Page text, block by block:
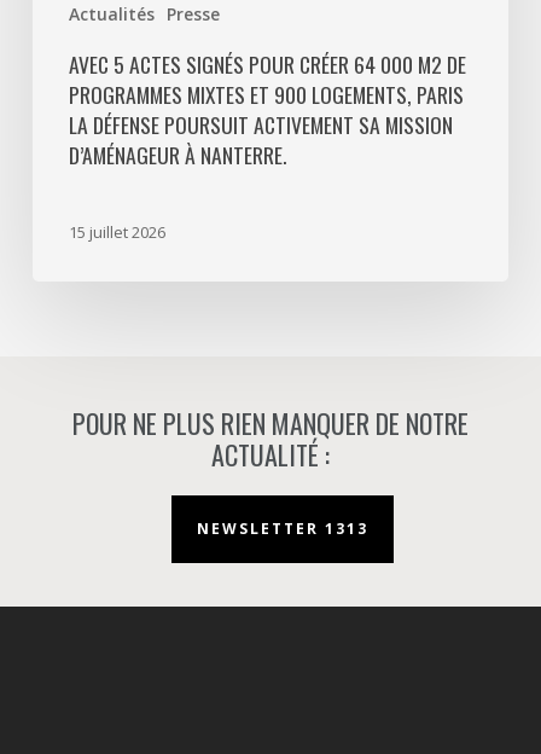
Actualités Presse
Défense
poursuit
activement
AVEC 5 ACTES SIGNÉS POUR CRÉER 64 000 M2 DE
PROGRAMMES MIXTES ET 900 LOGEMENTS, PARIS
LA DÉFENSE POURSUIT ACTIVEMENT SA MISSION
D’AMÉNAGEUR À NANTERRE.
15 juillet 2026
POUR NE PLUS RIEN MANQUER DE NOTRE
ACTUALITÉ :
NEWSLETTER 1313